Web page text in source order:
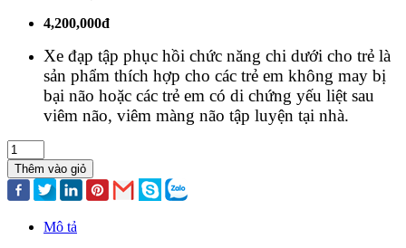
4,200,000đ
Xe đạp tập phục hồi chức năng chi dưới cho trẻ là
sản phẩm thích hợp cho các trẻ em không may bị
bại não hoặc các trẻ em có di chứng yếu liệt sau
viêm não, viêm màng não tập luyện tại nhà.
Thêm vào giỏ
Mô tả